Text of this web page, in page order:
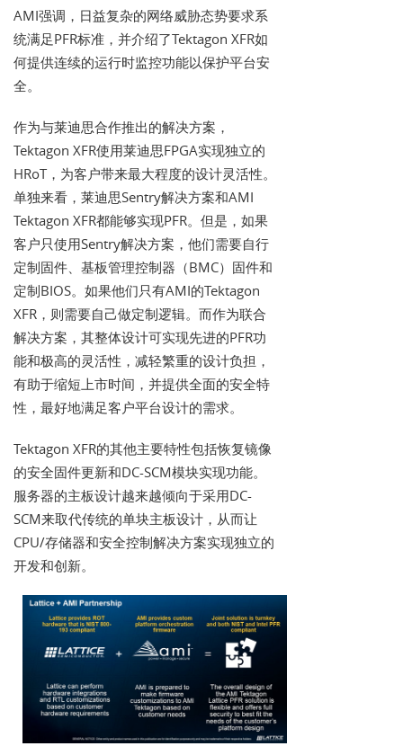
AMI强调，日益复杂的网络威胁态势要求系
统满足PFR标准，并介绍了Tektagon XFR如
何提供连续的运行时监控功能以保护平台安
全。
作为与莱迪思合作推出的解决方案，
Tektagon XFR使用莱迪思FPGA实现独立的
HRoT，为客户带来最大程度的设计灵活性。
单独来看，莱迪思Sentry解决方案和AMI
Tektagon XFR都能够实现PFR。但是，如果
客户只使用Sentry解决方案，他们需要自行
定制固件、基板管理控制器（BMC）固件和
定制BIOS。如果他们只有AMI的Tektagon
XFR，则需要自己做定制逻辑。而作为联合
解决方案，其整体设计可实现先进的PFR功
能和极高的灵活性，减轻繁重的设计负担，
有助于缩短上市时间，并提供全面的安全特
性，最好地满足客户平台设计的需求。
Tektagon XFR的其他主要特性包括恢复镜像
的安全固件更新和DC-SCM模块实现功能。
服务器的主板设计越来越倾向于采用DC-
SCM来取代传统的单块主板设计，从而让
CPU/存储器和安全控制解决方案实现独立的
开发和创新。